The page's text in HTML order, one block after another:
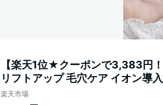
【楽天1位★クーポンで3,383円
リフトアップ 毛穴ケア イオン導
ステ LED 毛穴 汚れとり 角質ケア
楽天市場